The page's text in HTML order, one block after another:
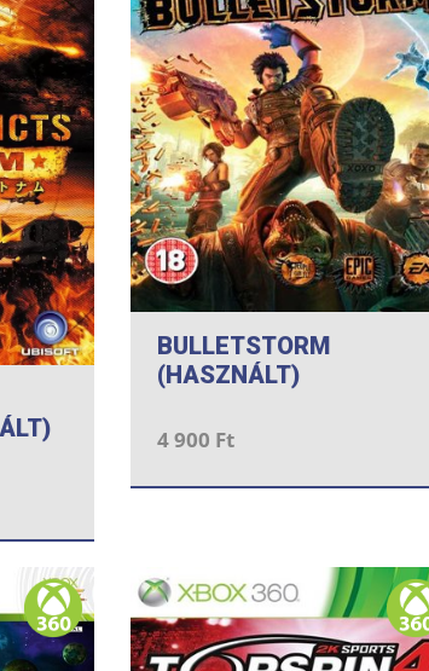
BULLETSTORM
(HASZNÁLT)
4 900 Ft